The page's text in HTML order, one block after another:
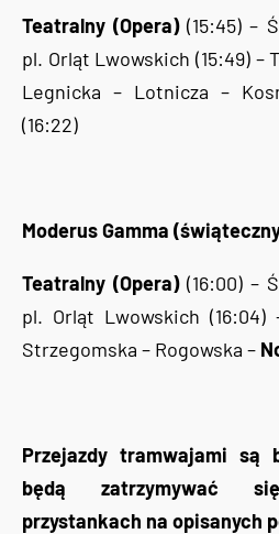
Teatralny (Opera)(15:45) –
pl. Orląt Lwowskich (15:49) –
Legnicka – Lotnicza –
(16:22)
Moderus Gamma
Teatralny (Opera)(16:00) –
pl. Orląt Lwowskich (16:04)
Strzegomska – Rogowska –
Przejazdy tramwajami są
będą zatrzymywać
przystankach na opisanych